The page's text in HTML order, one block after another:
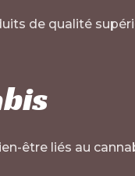
de qualité
être liés au